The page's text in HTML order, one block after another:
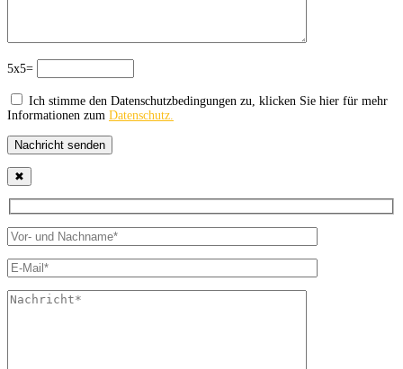
5x5=
Ich stimme den Datenschutzbedingungen zu, klicken Sie hier für mehr
Informationen zum Datenschutz.
Nachricht senden
✖